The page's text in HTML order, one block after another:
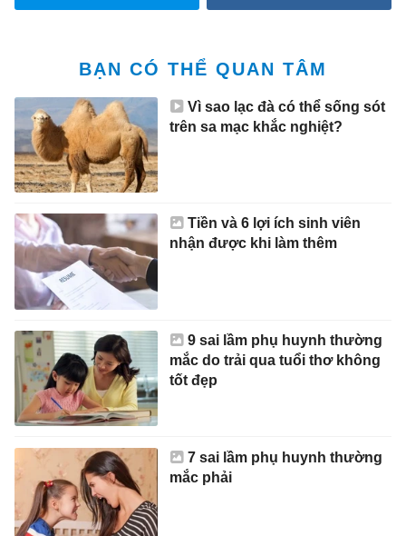
BẠN CÓ THỂ QUAN TÂM
Vì sao lạc đà có thể sống sót
trên sa mạc khắc nghiệt?
Tiền và 6 lợi ích sinh viên
nhận được khi làm thêm
9 sai lầm phụ huynh thường
mắc do trải qua tuổi thơ không
tốt đẹp
7 sai lầm phụ huynh thường
mắc phải